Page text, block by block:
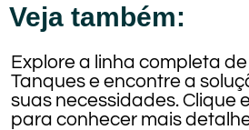
Veja também:
Explore a linha completa
Tanques e encontre a
suas necessidades. Clique
para conhecer mais